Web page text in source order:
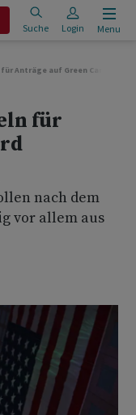
Suche Login Menu
Anträge auf Green Card
für
nach dem
vor allem aus